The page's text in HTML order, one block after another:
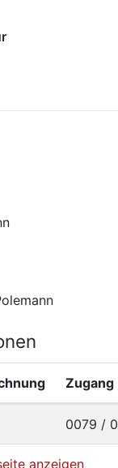
Zugang
0079 / 0
anzeigen